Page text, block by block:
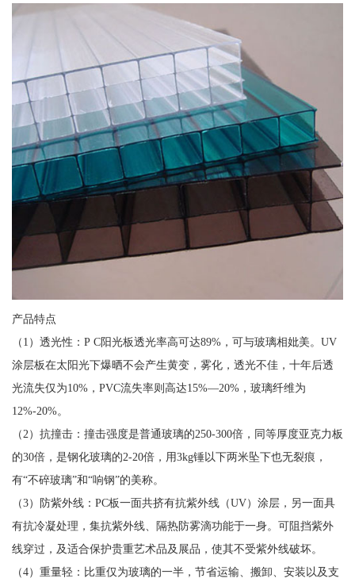
产品特点
（1）透光性：P C阳光板透光率高可达89%，可与玻璃相妣美。UV
涂层板在太阳光下爆晒不会产生黄变，雾化，透光不佳，十年后透
光流失仅为10%，PVC流失率则高达15%—20%，玻璃纤维为
12%-20%。
（2）抗撞击：撞击强度是普通玻璃的250-300倍，同等厚度亚克力板
的30倍，是钢化玻璃的2-20倍，用3kg锤以下两米坠下也无裂痕，
有“不碎玻璃”和“响钢”的美称。
（3）防紫外线：PC板一面共挤有抗紫外线（UV）涂层，另一面具
有抗冷凝处理，集抗紫外线、隔热防雾滴功能于一身。可阻挡紫外
线穿过，及适合保护贵重艺术品及展品，使其不受紫外线破坏。
（4）重量轻：比重仅为玻璃的一半，节省运输、搬卸、安装以及支